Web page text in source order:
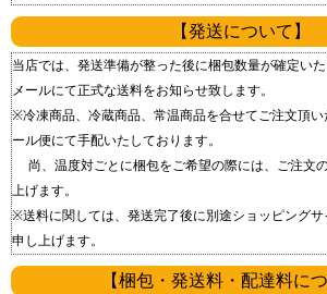
【発送について】
当店では、発送準備が整った後に梱包数量が確定い
メールにて正式な送料をお知らせ致します。
※冷凍商品、冷蔵商品、常温商品を合せてご注文頂い
ール便にて手配いたしております。
尚、温度対ごとに梱包をご希望の際には、ご注文
上げます。
※送料に関しては、発送完了後に別途ショッピング
申し上げます。
【梱包・発送料・配達料につ